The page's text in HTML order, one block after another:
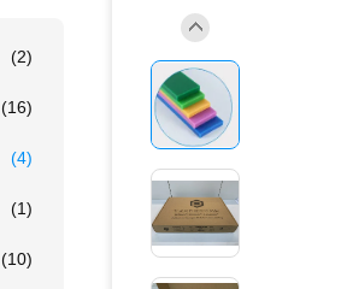
(2)
(16)
(4)
(1)
(10)